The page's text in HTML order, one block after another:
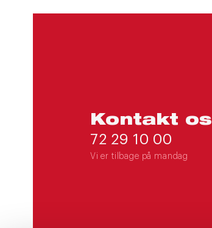
Kontakt os
72 29 10 00
Vi er tilbage på mandag